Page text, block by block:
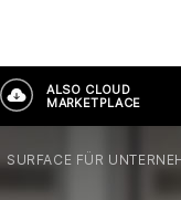
ALSO CLOUD
MARKETPLACE
SURFACE FÜR